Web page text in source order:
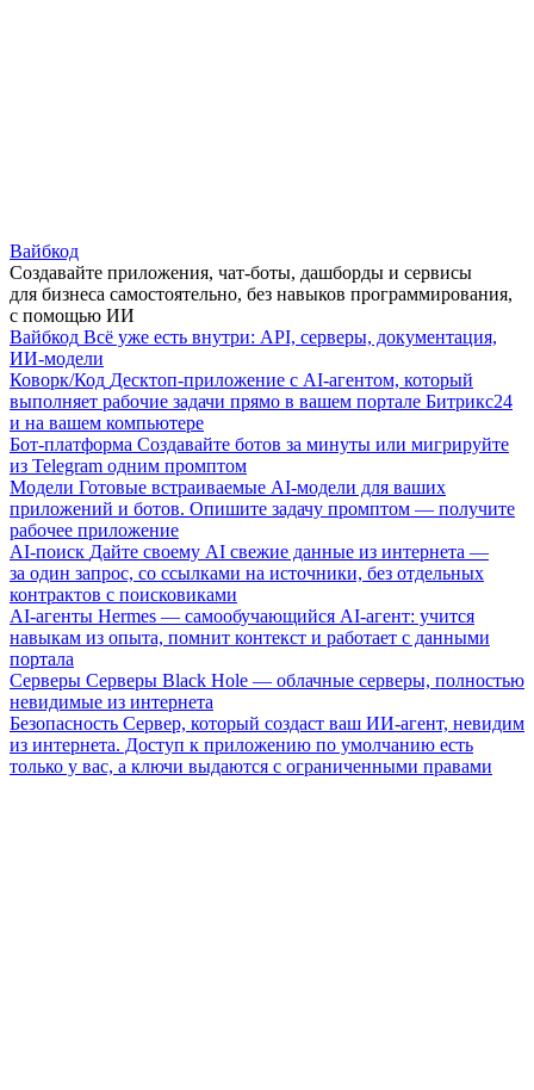
Вайбкод
Создавайте приложения, чат-боты, дашборды и сервисы
для бизнеса самостоятельно, без навыков программирования,
с помощью ИИ
Вайбкод Всё уже есть внутри: API, серверы, документация,
ИИ-модели
Коворк/Код Десктоп-приложение с AI-агентом, который
выполняет рабочие задачи прямо в вашем портале Битрикс24
и на вашем компьютере
Бот-платформа Создавайте ботов за минуты или мигрируйте
из Telegram одним промптом
Модели Готовые встраиваемые AI-модели для ваших
приложений и ботов. Опишите задачу промптом — получите
рабочее приложение
AI-поиск Дайте своему AI свежие данные из интернета —
за один запрос, со ссылками на источники, без отдельных
контрактов с поисковиками
AI-агенты Hermes — самообучающийся AI-агент: учится
навыкам из опыта, помнит контекст и работает с данными
портала
Серверы Серверы Black Hole — облачные серверы, полностью
невидимые из интернета
Безопасность Сервер, который создаст ваш ИИ-агент, невидим
из интернета. Доступ к приложению по умолчанию есть
только у вас, а ключи выдаются с ограниченными правами